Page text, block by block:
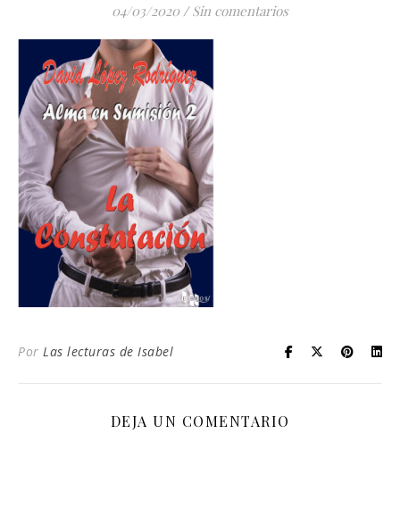
04/03/2020 / Sin comentarios
Por Las lecturas de Isabel
DEJA UN COMENTARIO